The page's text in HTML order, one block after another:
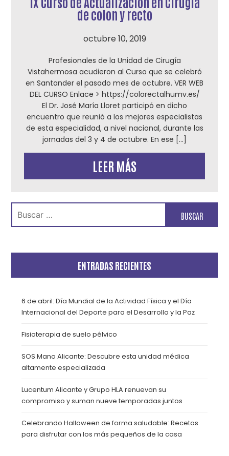
de colon y recto
octubre 10, 2019
Profesionales de la Unidad de Cirugía
Vistahermosa acudieron al Curso que se celebró
en Santander el pasado mes de octubre. VER WEB
DEL CURSO Enlace > https://colorectalhumv.es/
El Dr. José María Lloret participó en dicho
encuentro que reunió a los mejores especialistas
de esta especialidad, a nivel nacional, durante las
jornadas del 3 y 4 de octubre. En ese […]
LEER MÁS
Buscar:
ENTRADAS RECIENTES
6 de abril: Día Mundial de la Actividad Física y el Día
Internacional del Deporte para el Desarrollo y la Paz
Fisioterapia de suelo pélvico
SOS Mano Alicante: Descubre esta unidad médica
altamente especializada
Lucentum Alicante y Grupo HLA renuevan su
compromiso y suman nueve temporadas juntos
Celebrando Halloween de forma saludable: Recetas
para disfrutar con los más pequeños de la casa